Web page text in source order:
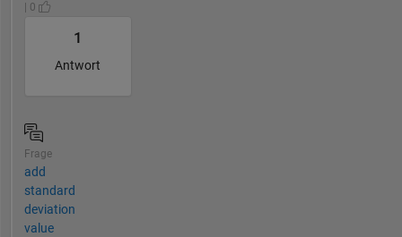
| 0
1
Antwort
Frage
add
standard
deviation
value